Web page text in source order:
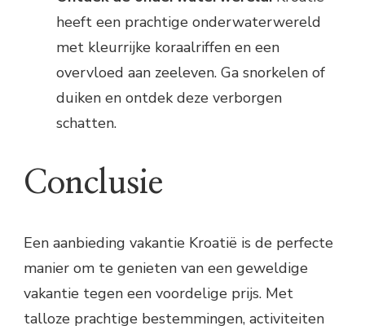
heeft een prachtige onderwaterwereld
met kleurrijke koraalriffen en een
overvloed aan zeeleven. Ga snorkelen of
duiken en ontdek deze verborgen
schatten.
Conclusie
Een aanbieding vakantie Kroatië is de perfecte
manier om te genieten van een geweldige
vakantie tegen een voordelige prijs. Met
talloze prachtige bestemmingen, activiteiten